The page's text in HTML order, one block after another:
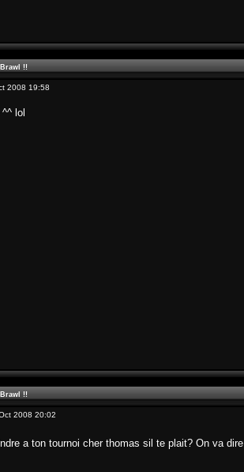
!!
2008 19:58
lol
!!
2008 20:02
a ton tournoi cher thomas sil te plait? On va